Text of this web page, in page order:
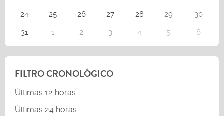
24
25 26 27 28 29
30
31
1 2 3 4 5 6
FILTRO CRONOLÓGICO
Últimas 12 horas
Últimas 24 horas